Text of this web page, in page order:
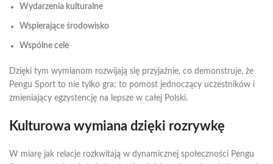
Wydarzenia kulturalne
Wspierające środowisko
Wspólne cele
Dzięki tym wymianom rozwijają się przyjaźnie, co demonstruje, że
Pengu Sport to nie tylko gra; to pomost jednoczący uczestników i
zmieniający egzystencję na lepsze w całej Polski.
Kulturowa wymiana dzięki rozrywkę
W miarę jak relacje rozkwitają w dynamicznej społeczności Pengu